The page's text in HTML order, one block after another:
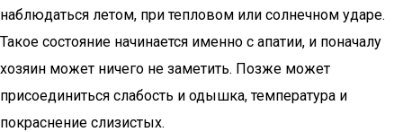
наблюдаться летом, при тепловом или солнечном ударе.
Такое состояние начинается именно с апатии, и поначалу
хозяин может ничего не заметить. Позже может
присоединиться слабость и одышка, температура и
покраснение слизистых.